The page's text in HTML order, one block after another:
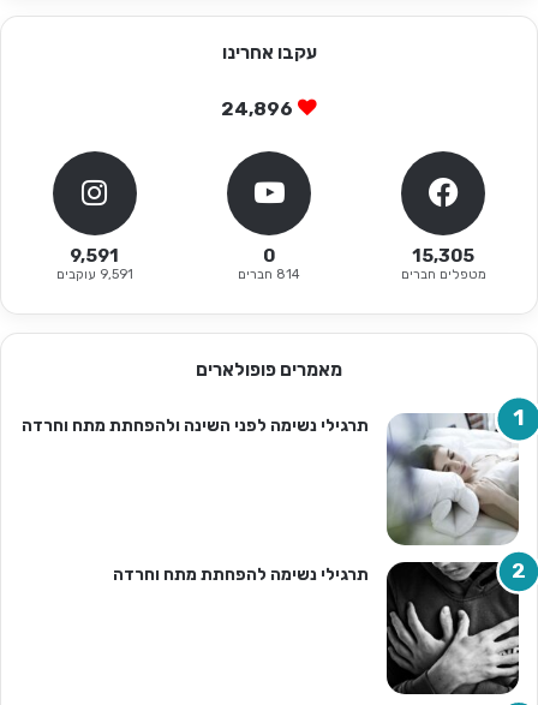
עקבו אחרינו
24,896
15,305
מטפלים חברים
0
814 חברים
9,591
9,591 עוקבים
מאמרים פופולארים
תרגילי נשימה לפני השינה ולהפחתת מתח וחרדה
תרגילי נשימה להפחתת מתח וחרדה